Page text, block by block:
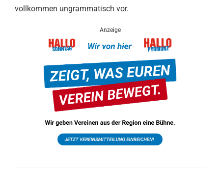
vollkommen ungrammatisch vor.
Anzeige